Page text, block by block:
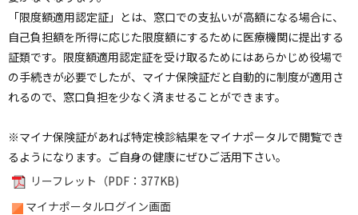
「限度額適用認定証」とは、窓口での支払いが高額になる場合に、
自己負担額を所得に応じた限度額にするために医療機関に提出する
証類です。限度額適用認定証を受け取るためにはあらかじめ役場で
の手続きが必要でしたが、マイナ保険証だと自動的に制度が適用さ
れるので、窓口負担を少なく済ませることができます。
※マイナ保険証があれば特定検診結果をマイナポータルで閲覧でき
るようになります。ご自身の健康にぜひご活用下さい。
リーフレット（PDF：377KB)
マイナポータルログイン画面